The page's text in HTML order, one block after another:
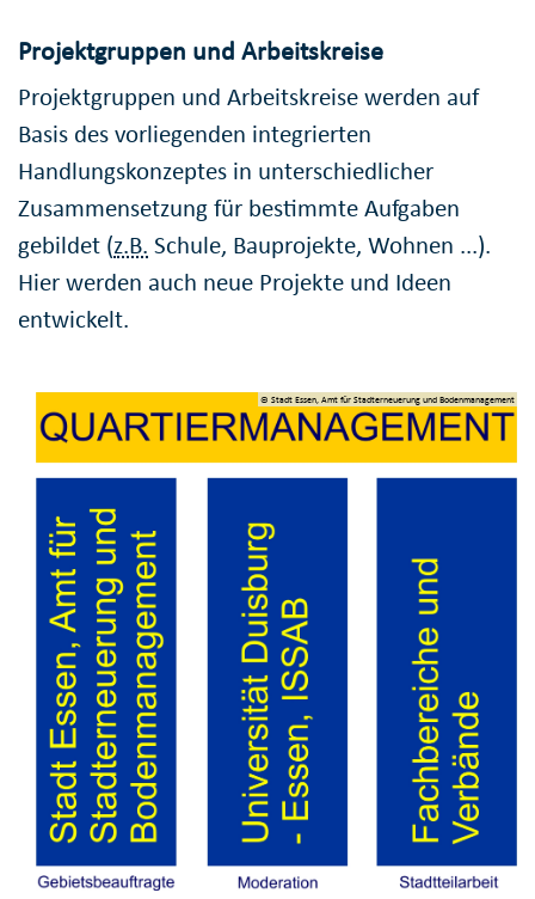
Projektgruppen und Arbeitskreise
Projektgruppen und Arbeitskreise werden auf
Basis des vorliegenden integrierten
Handlungskonzeptes in unterschiedlicher
Zusammensetzung für bestimmte Aufgaben
gebildet (z.B. Schule, Bauprojekte, Wohnen ...).
Hier werden auch neue Projekte und Ideen
entwickelt.
© Stadt Essen, Amt für Stadterneuerung und Bodenmanagement